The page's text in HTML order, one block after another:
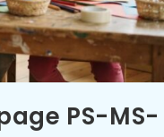
PS-MS-